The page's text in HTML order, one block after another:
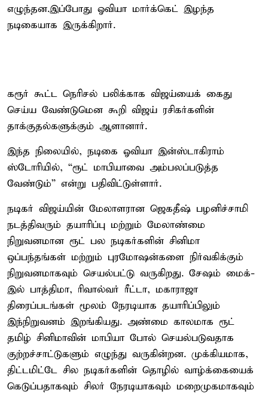
எழுந்தன.இப்போது ஓவியா மார்க்கெட் இழந்த
நடிகையாக இருக்கிறார்.
கரூர் கூட்ட நெரிசல் பலிக்காக விஜய்யைக் கைது
செய்ய வேண்டுமென கூறி விஜய் ரசிகர்களின்
தாக்குதல்களுக்கும் ஆளானார்.
இந்த நிலையில், நடிகை ஓவியா இன்ஸ்டாகிராம்
ஸ்டோரியில், “ரூட் மாபியாவை அம்பலப்படுத்த
வேண்டும்” என்று பதிவிட்டுள்ளார்.
நடிகர் விஜய்யின் மேலாளரான ஜெகதீஷ் பழனிச்சாமி
நடத்திவரும் தயாரிப்பு மற்றும் மேலாண்மை
நிறுவனமான ரூட் பல நடிகர்களின் சினிமா
ஒப்பந்தங்கள் மற்றும் புரமோஷன்களை நிர்வகிக்கும்
நிறுவனமாகவும் செயல்பட்டு வருகிறது. சேஷம் மைக்-
இல் பாத்திமா, ரிவால்வர் ரீட்டா, மகாராஜா
திரைப்படங்கள் மூலம் நேரடியாக தயாரிப்பிலும்
இந்நிறுவனம் இறங்கியது. அண்மை காலமாக ரூட்
தமிழ் சினிமாவின் மாபியா போல் செயல்படுவதாக
குற்றச்சாட்டுகளும் எழுந்து வருகின்றன. முக்கியமாக,
திட்டமிட்டே சில நடிகர்களின் தொழில் வாழ்க்கையைக்
கெடுப்பதாகவும் சிலர் நேரடியாகவும் மறைமுகமாகவும்